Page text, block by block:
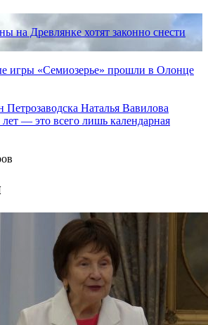
на Древлянке хотят законно снести
игры «Семиозерье» прошли в Олонце
Наталья Вавилова
— это всего лишь календарная